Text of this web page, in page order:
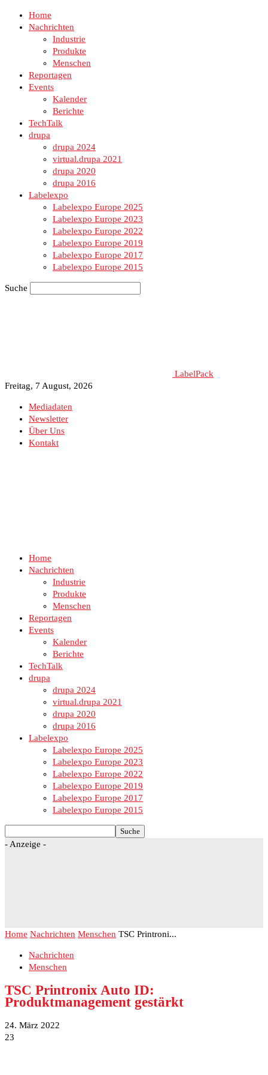
Home
Nachrichten
Industrie
Produkte
Menschen
Reportagen
Events
Kalender
Berichte
TechTalk
drupa
drupa 2024
virtual.drupa 2021
drupa 2020
drupa 2016
Labelexpo
Labelexpo Europe 2025
Labelexpo Europe 2023
Labelexpo Europe 2022
Labelexpo Europe 2019
Labelexpo Europe 2017
Labelexpo Europe 2015
Suche
LabelPack
Freitag, 7 August, 2026
Mediadaten
Newsletter
Über Uns
Kontakt
Home
Nachrichten
Industrie
Produkte
Menschen
Reportagen
Events
Kalender
Berichte
TechTalk
drupa
drupa 2024
virtual.drupa 2021
drupa 2020
drupa 2016
Labelexpo
Labelexpo Europe 2025
Labelexpo Europe 2023
Labelexpo Europe 2022
Labelexpo Europe 2019
Labelexpo Europe 2017
Labelexpo Europe 2015
- Anzeige -
Home Nachrichten Menschen TSC Printroni...
Nachrichten
Menschen
TSC Printronix Auto ID:
Produktmanagement gestärkt
24. März 2022
23